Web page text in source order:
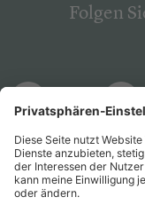
Folgen
PsychJOB